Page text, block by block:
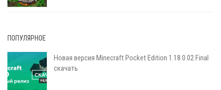
ПОПУЛЯРНОЕ
Новая версия Minecraft Pocket Edition 1.18.0.02 Final
скачать